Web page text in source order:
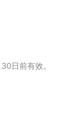
日前有效。